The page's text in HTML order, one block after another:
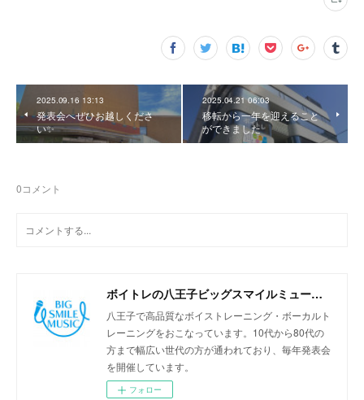
2025.09.16 13:13
発表会へぜひお越しくださ
い✨
2025.04.21 06:03
移転から一年を迎えること
ができました
0コメント
ボイトレの八王子ビッグスマイルミュージック
八王子で高品質なボイストレーニング・ボーカルト
レーニングをおこなっています。10代から80代の
方まで幅広い世代の方が通われており、毎年発表会
を開催しています。
フォロー